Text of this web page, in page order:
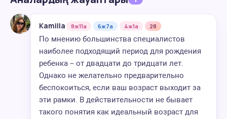
Kamilla 8ж11а 6ж7а 4ж1а 28
По мнению большинства специалистов
наиболее подходящий период для рождения
ребенка – от двадцати до тридцати лет.
Однако не желательно предварительно
беспокоиться, если ваш возраст выходит за
эти рамки. В действительности не бывает
такого понятия как идеальный возраст для